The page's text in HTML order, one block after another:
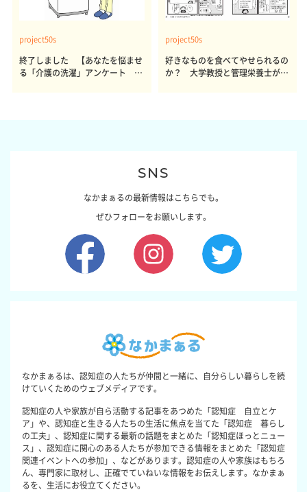
project50s
終了しました 【あなたを悩ませ
る「介護の洗濯」アンケート 体
project50s
好きなものを食べてやせられるの
か？ 大学教授と管理栄養士が出
SNS
なかまぁるの最新情報はこちらでも。
ぜひフォローをお願いします。
なかまぁるは、認知症の人たちが仲間と一緒に、自分らしい暮らしを続
けていくためのウェブメディアです。
認知症の人や家族が自ら活動する記事をあつめた「認知症 自立とケ
ア」や、認知症と生きる人たちの生活に焦点を当てた「認知症 暮らし
の工夫」、認知症に関する最新の話題をまとめた「認知症ほっとニュー
ス」、認知症に関心のある人たちが参加できる情報をまとめた「認知症
関連イベントへの参加」、などがあります。認知症の人や家族はもちろ
ん、専門家に取材し、正確でていねいな情報をお伝えします。なかまぁ
るを、生活にお役立てください。